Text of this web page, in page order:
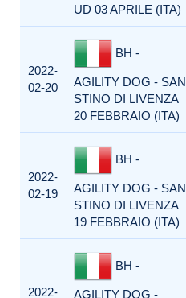
UD 03 APRILE (ITA)
2022-
02-20
BH -
AGILITY DOG - SAN
STINO DI LIVENZA
20 FEBBRAIO (ITA)
2022-
02-19
BH -
AGILITY DOG - SAN
STINO DI LIVENZA
19 FEBBRAIO (ITA)
2022-
BH -
AGILITY DOG -